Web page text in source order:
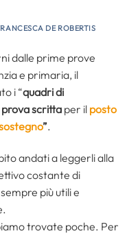
DE ROBERTIS
dalle prime prove
e primaria, il
i “quadri di
prova scritta per il posto
”.
andati a leggerli alla
costante di
più utili e
trovate poche. Per